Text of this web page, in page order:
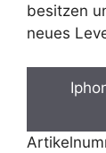
besitzen
neues